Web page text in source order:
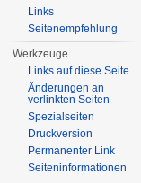
Links
Seitenempfehlung
Werkzeuge
Links auf diese Seite
Änderungen an
verlinkten Seiten
Spezialseiten
Druckversion
Permanenter Link
Seiteninformationen